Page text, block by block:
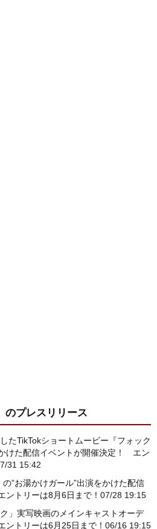
のプレスリリース
たTikTokショートムービー『フォック
けた配信イベントが開催決定！ エン
31 15:42
”お湯かけガール”出演をかけた配信
トリーは8月6日まで！ 07/28 19:15
」実写映画のメインキャストオーデ
トリーは6月25日まで！ 06/16 19:15